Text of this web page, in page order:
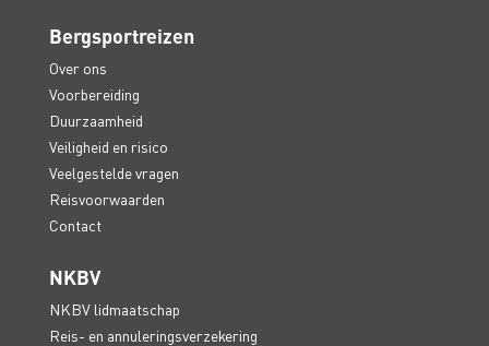
Bergsportreizen
Over ons
Voorbereiding
Duurzaamheid
Veiligheid en risico
Veelgestelde vragen
Reisvoorwaarden
Contact
NKBV
NKBV lidmaatschap
Reis- en annuleringsverzekering